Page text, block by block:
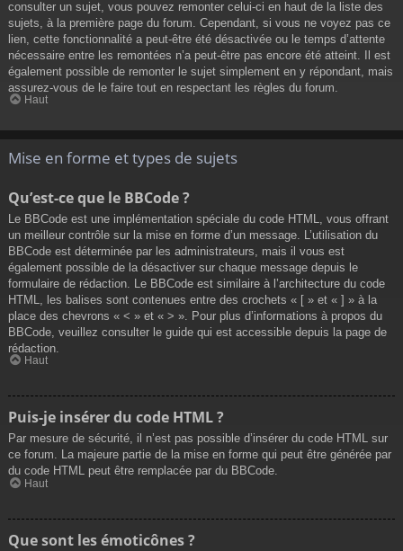
consulter un sujet, vous pouvez remonter celui-ci en haut de la liste des
sujets, à la première page du forum. Cependant, si vous ne voyez pas ce
lien, cette fonctionnalité a peut-être été désactivée ou le temps d’attente
nécessaire entre les remontées n’a peut-être pas encore été atteint. Il est
également possible de remonter le sujet simplement en y répondant, mais
assurez-vous de le faire tout en respectant les règles du forum.
Haut
Mise en forme et types de sujets
Qu’est-ce que le BBCode ?
Le BBCode est une implémentation spéciale du code HTML, vous offrant
un meilleur contrôle sur la mise en forme d’un message. L’utilisation du
BBCode est déterminée par les administrateurs, mais il vous est
également possible de la désactiver sur chaque message depuis le
formulaire de rédaction. Le BBCode est similaire à l’architecture du code
HTML, les balises sont contenues entre des crochets « [ » et « ] » à la
place des chevrons « < » et « > ». Pour plus d’informations à propos du
BBCode, veuillez consulter le guide qui est accessible depuis la page de
rédaction.
Haut
Puis-je insérer du code HTML ?
Par mesure de sécurité, il n’est pas possible d’insérer du code HTML sur
ce forum. La majeure partie de la mise en forme qui peut être générée par
du code HTML peut être remplacée par du BBCode.
Haut
Que sont les émoticônes ?